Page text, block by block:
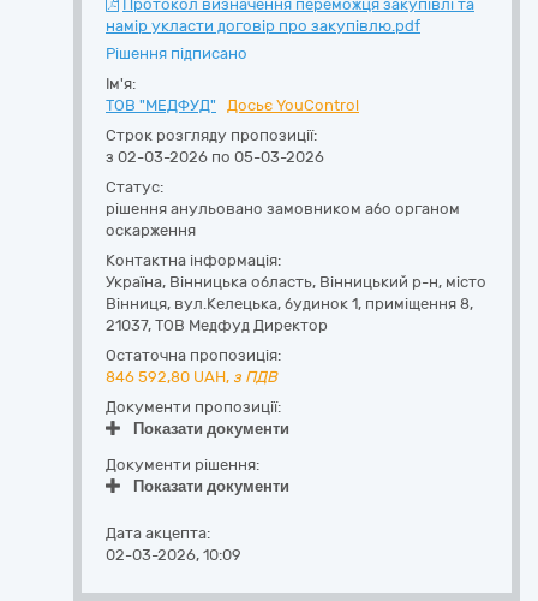
Протокол визначення переможця закупівлі та
намір укласти договір про закупівлю.pdf
Рішення підписано
Ім'я:
ТОВ "МЕДФУД"
Досьє YouControl
Строк розгляду пропозиції:
з 02-03-2026 по 05-03-2026
Статус:
рішення анульовано замовником або органом
оскарження
Контактна інформація:
Україна, Вінницька область, Вінницький р-н, місто
Вінниця, вул.Келецька, будинок 1, приміщення 8,
21037, ТОВ Медфуд Директор
Остаточна пропозиція:
846 592,80 UAH, з ПДВ
Документи пропозиції:
Показати документи
Документи рішення:
Показати документи
Дата акцепта:
02-03-2026, 10:09